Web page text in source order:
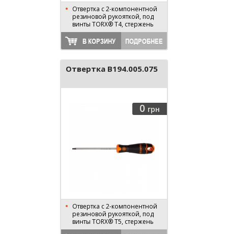
Отвертка с 2-компонентной
резиновой рукояткой, под
винты TORX® T4, стержень
75 мм, длина 170 мм
В КОРЗИНУ ПОДРОБНЕЕ
Отвертка B194.005.075
0 грн
Отвертка с 2-компонентной
резиновой рукояткой, под
винты TORX® T5, стержень
75 мм, длина 170 мм